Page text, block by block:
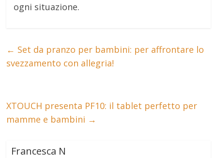
ogni situazione.
← Set da pranzo per bambini: per affrontare lo
svezzamento con allegria!
XTOUCH presenta PF10: il tablet perfetto per
mamme e bambini →
Francesca N